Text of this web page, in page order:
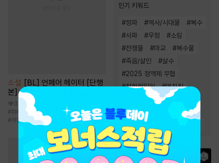
소설 [BL] 언페어 헤이터 [단행
본]
3.5만
#피폐물 오메가버스 애증 #도망수
#까칠공
인기 키워드
#정파 #역사/시대물 #복수
#사파 #우정 #소림
#전쟁물 #마교 #복수물
#죽음/살인 #살수
#2025 정액제 무협
#천하제일인 #먼치킨
#성장물
#2024 정액제 무협
#무림맹